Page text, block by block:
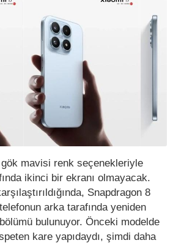
mavisi renk seçenekleriyle
ikinci bir ekranı olmayacak.
Snapdragon 8
arka tarafında yeniden
bulunuyor. Önceki modelde
kare yapıdaydı, şimdi daha